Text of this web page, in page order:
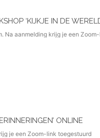
‘KIJKJE IN DE
Na aanmelding krijg je een
ONLINE
je een Zoom-link toegestuurd